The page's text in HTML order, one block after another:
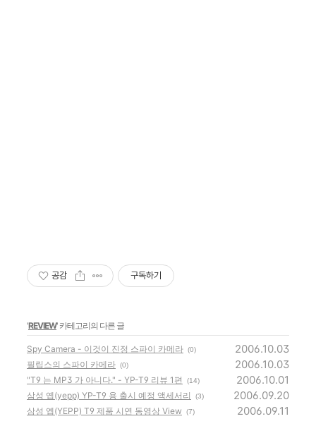
공감 구독하기
'REVIEW' 카테고리의 다른 글
Spy Camera - 이것이 진정 스파이 카메라 (0) 2006.10.03
필립스의 스파이 카메라 (0) 2006.10.03
"T9 는 MP3 가 아니다." - YP-T9 리뷰 1편 (14) 2006.10.01
삼성 옙(yepp) YP-T9 용 출시 예정 액세서리 (3) 2006.09.20
삼성 옙(YEPP) T9 제품 시연 동영상 View (7) 2006.09.11